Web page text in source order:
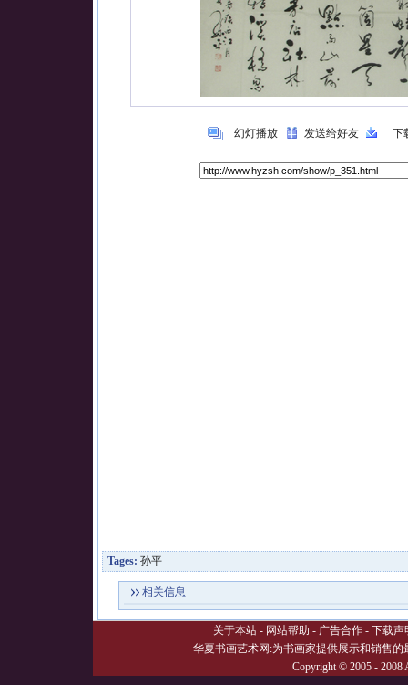
幻灯播放 发送给好友 下
Tages: 孙平
相关信息
关于本站 - 网站帮助 - 广告合作 - 下载声
华夏书画艺术网:为书画家提供展示和销售
Copyright © 2005 - 2008